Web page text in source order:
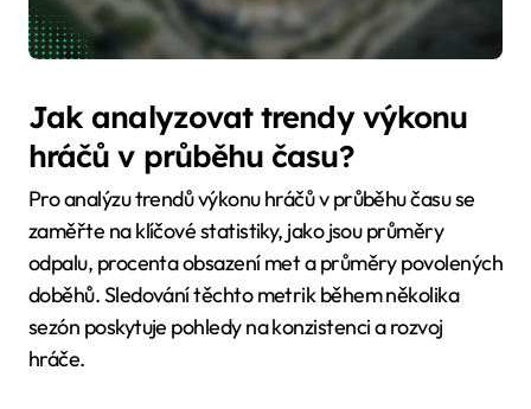
Jak analyzovat trendy výkonu
hráčů v průběhu času?
Pro analýzu trendů výkonu hráčů v průběhu času se
zaměřte na klíčové statistiky, jako jsou průměry
odpalu, procenta obsazení met a průměry povolených
doběhů. Sledování těchto metrik během několika
sezón poskytuje pohledy na konzistenci a rozvoj
hráče.